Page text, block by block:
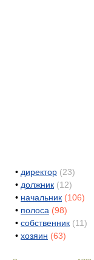
• директор (23)
• должник (12)
• начальник (106)
• полоса (98)
• собственник (11)
• хозяин (63)